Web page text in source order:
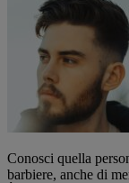
Conosci quella
barbiere, anche di